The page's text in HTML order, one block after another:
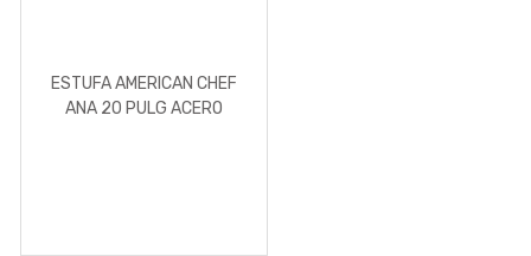
ESTUFA AMERICAN CHEF
ANA 20 PULG ACERO